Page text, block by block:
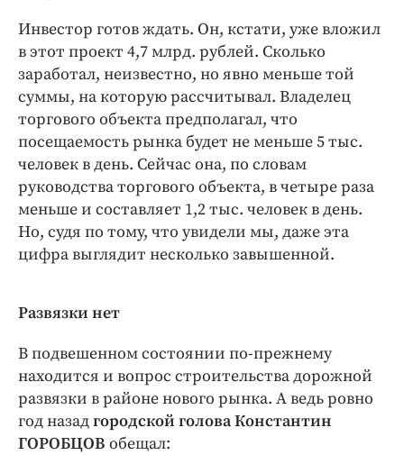
Инвестор готов ждать. Он, кстати, уже вложил
в этот проект 4,7 млрд. рублей. Сколько
заработал, неизвестно, но явно меньше той
суммы, на которую рассчитывал. Владелец
торгового объекта предполагал, что
посещаемость рынка будет не меньше 5 тыс.
человек в день. Сейчас она, по словам
руководства торгового объекта, в четыре раза
меньше и составляет 1,2 тыс. человек в день.
Но, судя по тому, что увидели мы, даже эта
цифра выглядит несколько завышенной.
Развязки нет
В подвешенном состоянии по-прежнему
находится и вопрос строительства дорожной
развязки в районе нового рынка. А ведь ровно
год назадгородской голова Константин
ГОРОБЦОВ обещал: